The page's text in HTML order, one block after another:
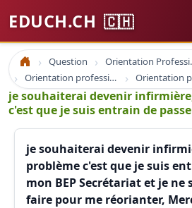
EDUCH.CH 🇨🇭
Accueil Question
Orientation professionnelle et professionnel
je souhaiterai devenir
c'est que je suis entrain de
je souhaiterai devenir
problème c'est que je suis
mon BEP Secrétariat et je ne
faire pour me réorianter,